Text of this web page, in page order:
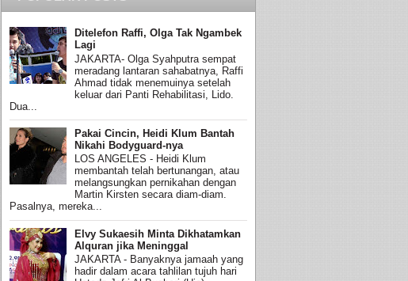
Ditelefon Raffi, Olga Tak Ngambek
Lagi
JAKARTA- Olga Syahputra sempat
meradang lantaran sahabatnya, Raffi
Ahmad tidak menemuinya setelah
keluar dari Panti Rehabilitasi, Lido.
Dua...
Pakai Cincin, Heidi Klum Bantah
Nikahi Bodyguard-nya
LOS ANGELES - Heidi Klum
membantah telah bertunangan, atau
melangsungkan pernikahan dengan
Martin Kirsten secara diam-diam.
Pasalnya, mereka...
Elvy Sukaesih Minta Dikhatamkan
Alquran jika Meninggal
JAKARTA - Banyaknya jamaah yang
hadir dalam acara tahlilan tujuh hari